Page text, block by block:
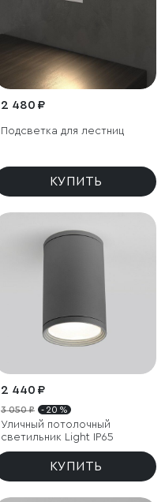
2 480 ₽
Подсветка для лестниц
КУПИТЬ
2 440 ₽
3 050 ₽ - 20 %
Уличный потолочный
светильник Light IP65
КУПИТЬ